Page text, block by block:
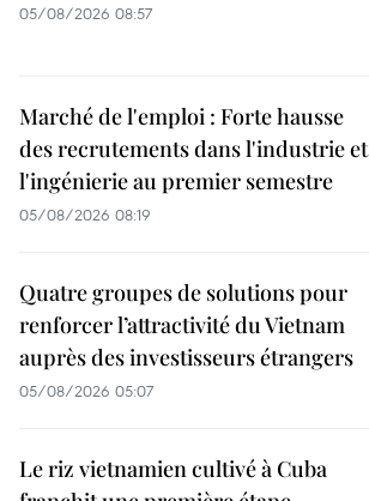
05/08/2026 08:57
Marché de l'emploi : Forte hausse
des recrutements dans l'industrie et
l'ingénierie au premier semestre
05/08/2026 08:19
Quatre groupes de solutions pour
renforcer l’attractivité du Vietnam
auprès des investisseurs étrangers
05/08/2026 05:07
Le riz vietnamien cultivé à Cuba